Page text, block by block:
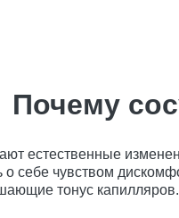
Почему
естественные
о себе чувством
тонус